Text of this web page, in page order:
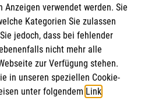
Anzeigen verwendet werden. Sie
Kategorien Sie zulassen
jedoch, dass bei fehlender
nicht mehr alle
zur Verfügung stehen.
in unseren speziellen Cookie-
unter folgendem Link.